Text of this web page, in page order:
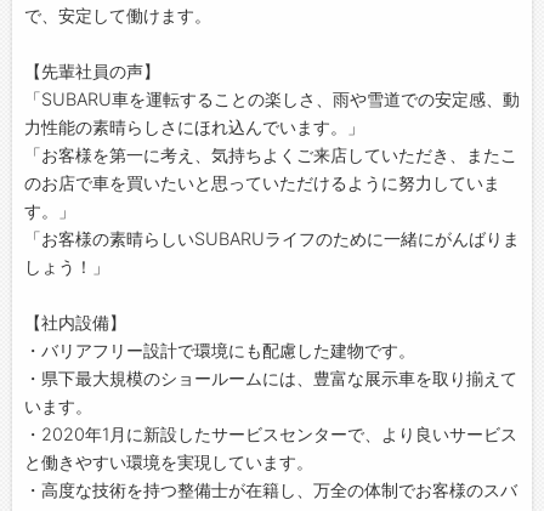
で、安定して働けます。
【先輩社員の声】
「SUBARU車を運転することの楽しさ、雨や雪道での安定感、動
力性能の素晴らしさにほれ込んでいます。」
「お客様を第一に考え、気持ちよくご来店していただき、またこ
のお店で車を買いたいと思っていただけるように努力していま
す。」
「お客様の素晴らしいSUBARUライフのために一緒にがんばりま
しょう！」
【社内設備】
・バリアフリー設計で環境にも配慮した建物です。
・県下最大規模のショールームには、豊富な展示車を取り揃えて
います。
・2020年1月に新設したサービスセンターで、より良いサービス
と働きやすい環境を実現しています。
・高度な技術を持つ整備士が在籍し、万全の体制でお客様のスバ